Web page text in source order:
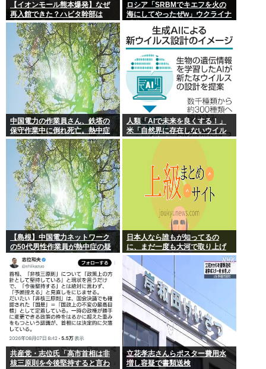
【イオンモール熊本爆発】なぜ
再入館できた？ハビタ幹部は
「モール職員は引き止めなかっ
た」イオン「運用を徹底できな
かった可能性」
ロシア「SRBMでキエフを火の
海にしてやったぜw」ウクライナ
「我々もSRBMで反撃する
中国電力の作業員さん、鉄塔の
保守作業中に倒れ死亡。熱中症
か
人類「AIで未来を良くする！」
米「自然界に存在しないウイル
スを設計増殖に成功」技術が進
【島根】中国電力ネットワーク
の50代男性作業員が熱中症の疑
いで死亡 鉄塔の保守作業後に倒
れる 邑南町
日本人なら誰もが知ってるの
に、まだ一度も大河で取り上げ
られてない歴史上の人物
共産党・志位氏「高市首相は非
核三原則を今後堅持すると言わ
立花孝志さんらポスター費用水
増し容疑で書類送検